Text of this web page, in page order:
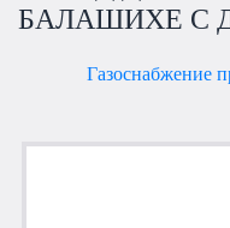
БАЛАШИХЕ С
Газоснабжение